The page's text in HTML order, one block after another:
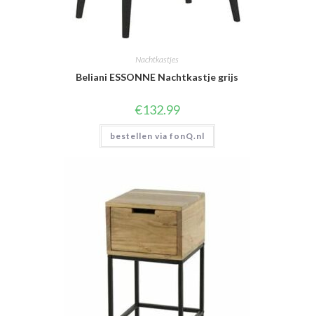
Nachtkastjes
Beliani ESSONNE Nachtkastje grijs
€132.99
bestellen via fonQ.nl